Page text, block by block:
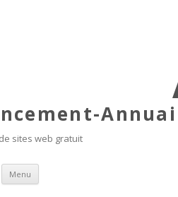
sites web gratuit
Menu Aller au contenu principal